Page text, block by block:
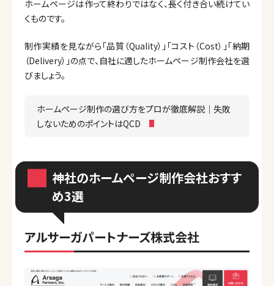
ホームページは作って終わりではなく、長く付き合い続けてい
くものです。
制作実績を見ながら「品質（Quality）」「コスト（Cost）」「納期
（Delivery）」の点で、自社に適したホームページ制作会社を選
びましょう。
ホームページ制作の選び方をプロが徹底解説｜失敗
しないためのポイントはQCD
神社のホームページ制作会社おすす
め3選
アルサーガパートナーズ株式会社